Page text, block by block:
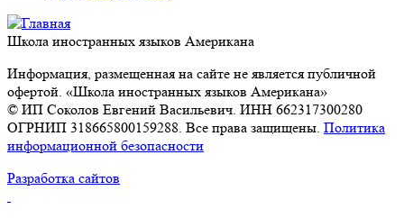
Школа иностранных языков Американа
Информация, размещенная на сайте не является публичной
офертой. «Школа иностранных языков Американа»
© ИП Соколов Евгений Васильевич. ИНН 662317300280
ОГРНИП 318665800159288. Все права защищены. Политика
информационной безопасности
Разработка сайтов